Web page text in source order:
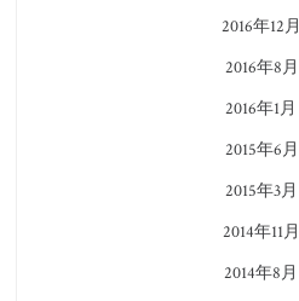
2016年12月
2016年8月
2016年1月
2015年6月
2015年3月
2014年11月
2014年8月